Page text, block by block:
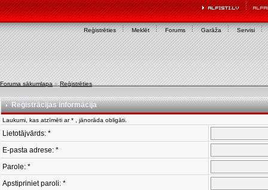
Reģistrēties Meklēt Forums Garāža Servisi
Foruma sākumlapa » Reģistrēties
Reģistrācijas informācija
Laukumi, kas atzīmēti ar * , jānorāda obligāti.
Lietotājvārds: *
E-pasta adrese: *
Parole: *
Apstipriniet paroli: *